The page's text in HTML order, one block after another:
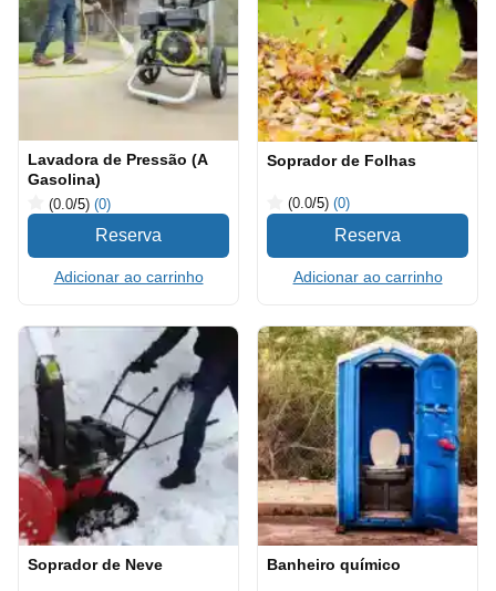
Lavadora de Pressão (A
Gasolina)
(0.0/5) (0)
Adicionar ao carrinho
Soprador de Folhas
(0.0/5) (0)
Adicionar ao carrinho
Soprador de Neve Banheiro químico